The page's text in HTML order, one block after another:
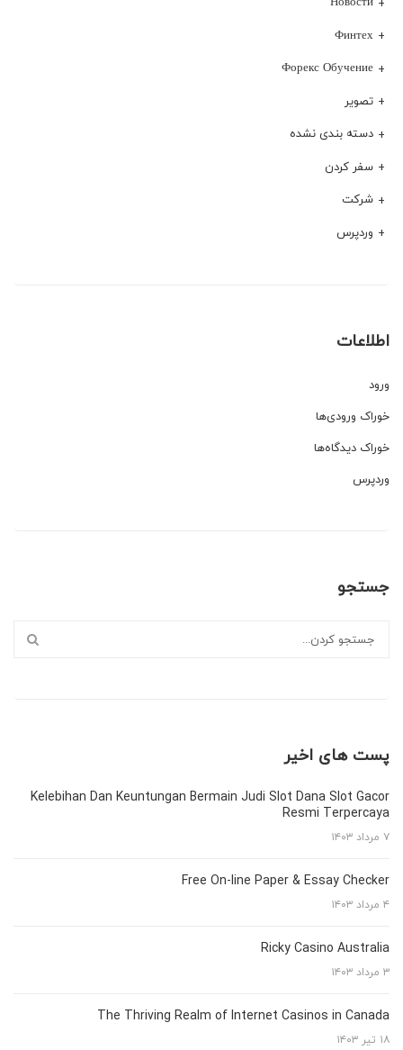
Финтех
Форекс Обучение
تصویر
دسته بندی نشده
سفر کردن
شرکت
وردپرس
اطلاعات
ورود
خوراک ورودی‌ها
خوراک دیدگاه‌ها
وردپرس
جستجو
پست های اخیر
Kelebihan Dan Keuntungan Bermain Judi Slot Dana Slot Gacor
Resmi Terpercaya
۷ مرداد ۱۴۰۳
Free On-line Paper & Essay Checker
۴ مرداد ۱۴۰۳
Ricky Casino Australia
۳ مرداد ۱۴۰۳
The Thriving Realm of Internet Casinos in Canada
۱۸ تیر ۱۴۰۳